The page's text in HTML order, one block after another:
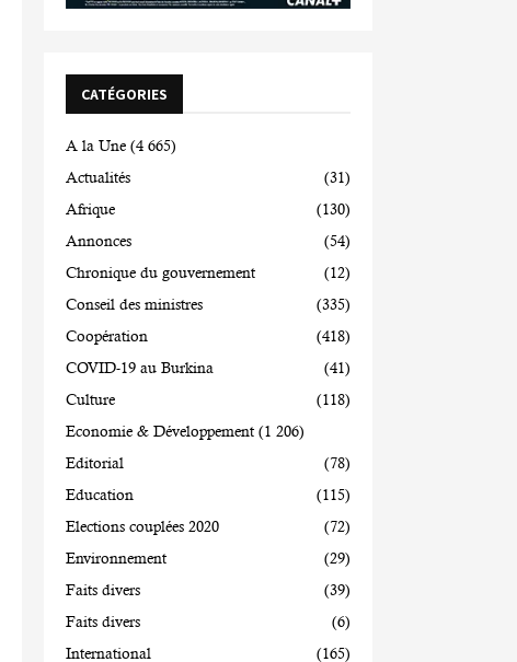
CATÉGORIES
A la Une (4 665)
Actualités
(31)
Afrique
(130)
Annonces
(54)
Chronique du gouvernement
(12)
Conseil des ministres
(335)
Coopération
(418)
COVID-19 au Burkina
(41)
Culture
(118)
Economie & Développement (1 206)
Editorial
(78)
Education
(115)
Elections couplées 2020
(72)
Environnement
(29)
Faits divers
(39)
Faits divers
(6)
International
(165)